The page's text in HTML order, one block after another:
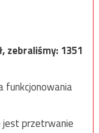
zebraliśmy:1351
funkcjonowania
przetrwanie